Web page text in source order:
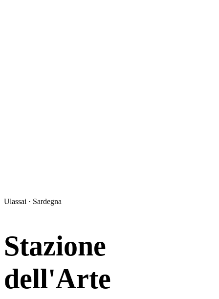
Ulassai · Sardegna
Stazione
dell'Arte